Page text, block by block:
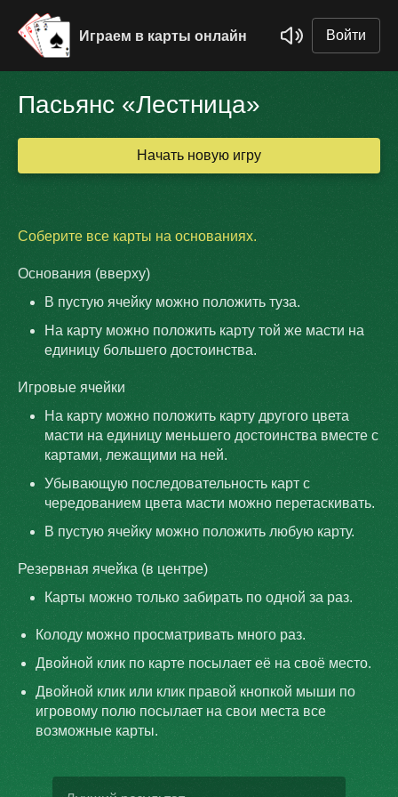
Играем в карты онлайн Войти
Пасьянс «Лестница»
Начать новую игру
Соберите все карты на основаниях.
Основания (вверху)
В пустую ячейку можно положить туза.
На карту можно положить карту той же масти на
единицу большего достоинства.
Игровые ячейки
На карту можно положить карту другого цвета
масти на единицу меньшего достоинства вместе с
картами, лежащими на ней.
Убывающую последовательность карт с
чередованием цвета масти можно перетаскивать.
В пустую ячейку можно положить любую карту.
Резервная ячейка (в центре)
Карты можно только забирать по одной за раз.
Колоду можно просматривать много раз.
Двойной клик по карте посылает её на своё место.
Двойной клик или клик правой кнопкой мыши по
игровому полю посылает на свои места все
возможные карты.